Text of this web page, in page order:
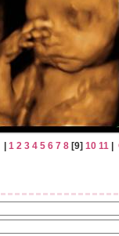
1 2 3 4 5 6 7 8 [9] 10 11